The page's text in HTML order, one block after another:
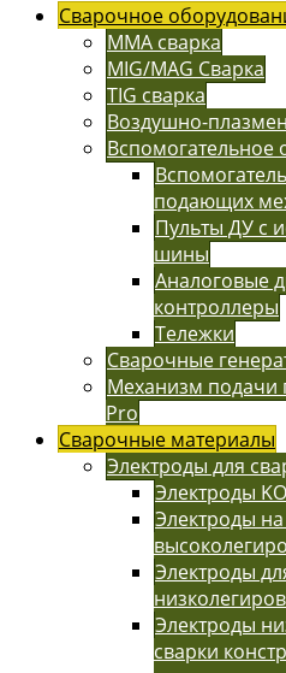
Сварочное
MMA сварка
MIG/MAG Сварка
TIG сварка
Воздушно-
Вспомогательное
подающих
Пульты ДУ с
шины
Аналоговые
контроллеры
Тележки
Сварочные
Механизм подачи
Pro
Сварочные материалы
Электроды для
Электроды
Электроды
Электроды
Электроды
сварки